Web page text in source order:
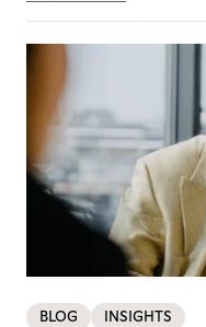
BLOG INSIGHTS